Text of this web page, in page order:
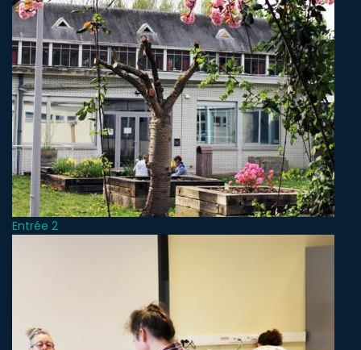
Entrée 2